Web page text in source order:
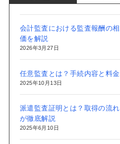
会計監査における監査報酬の
価を解説
2026年3月27日
任意監査とは？手続内容と料
2025年10月13日
派遣監査証明とは？取得の流
が徹底解説
2025年6月10日